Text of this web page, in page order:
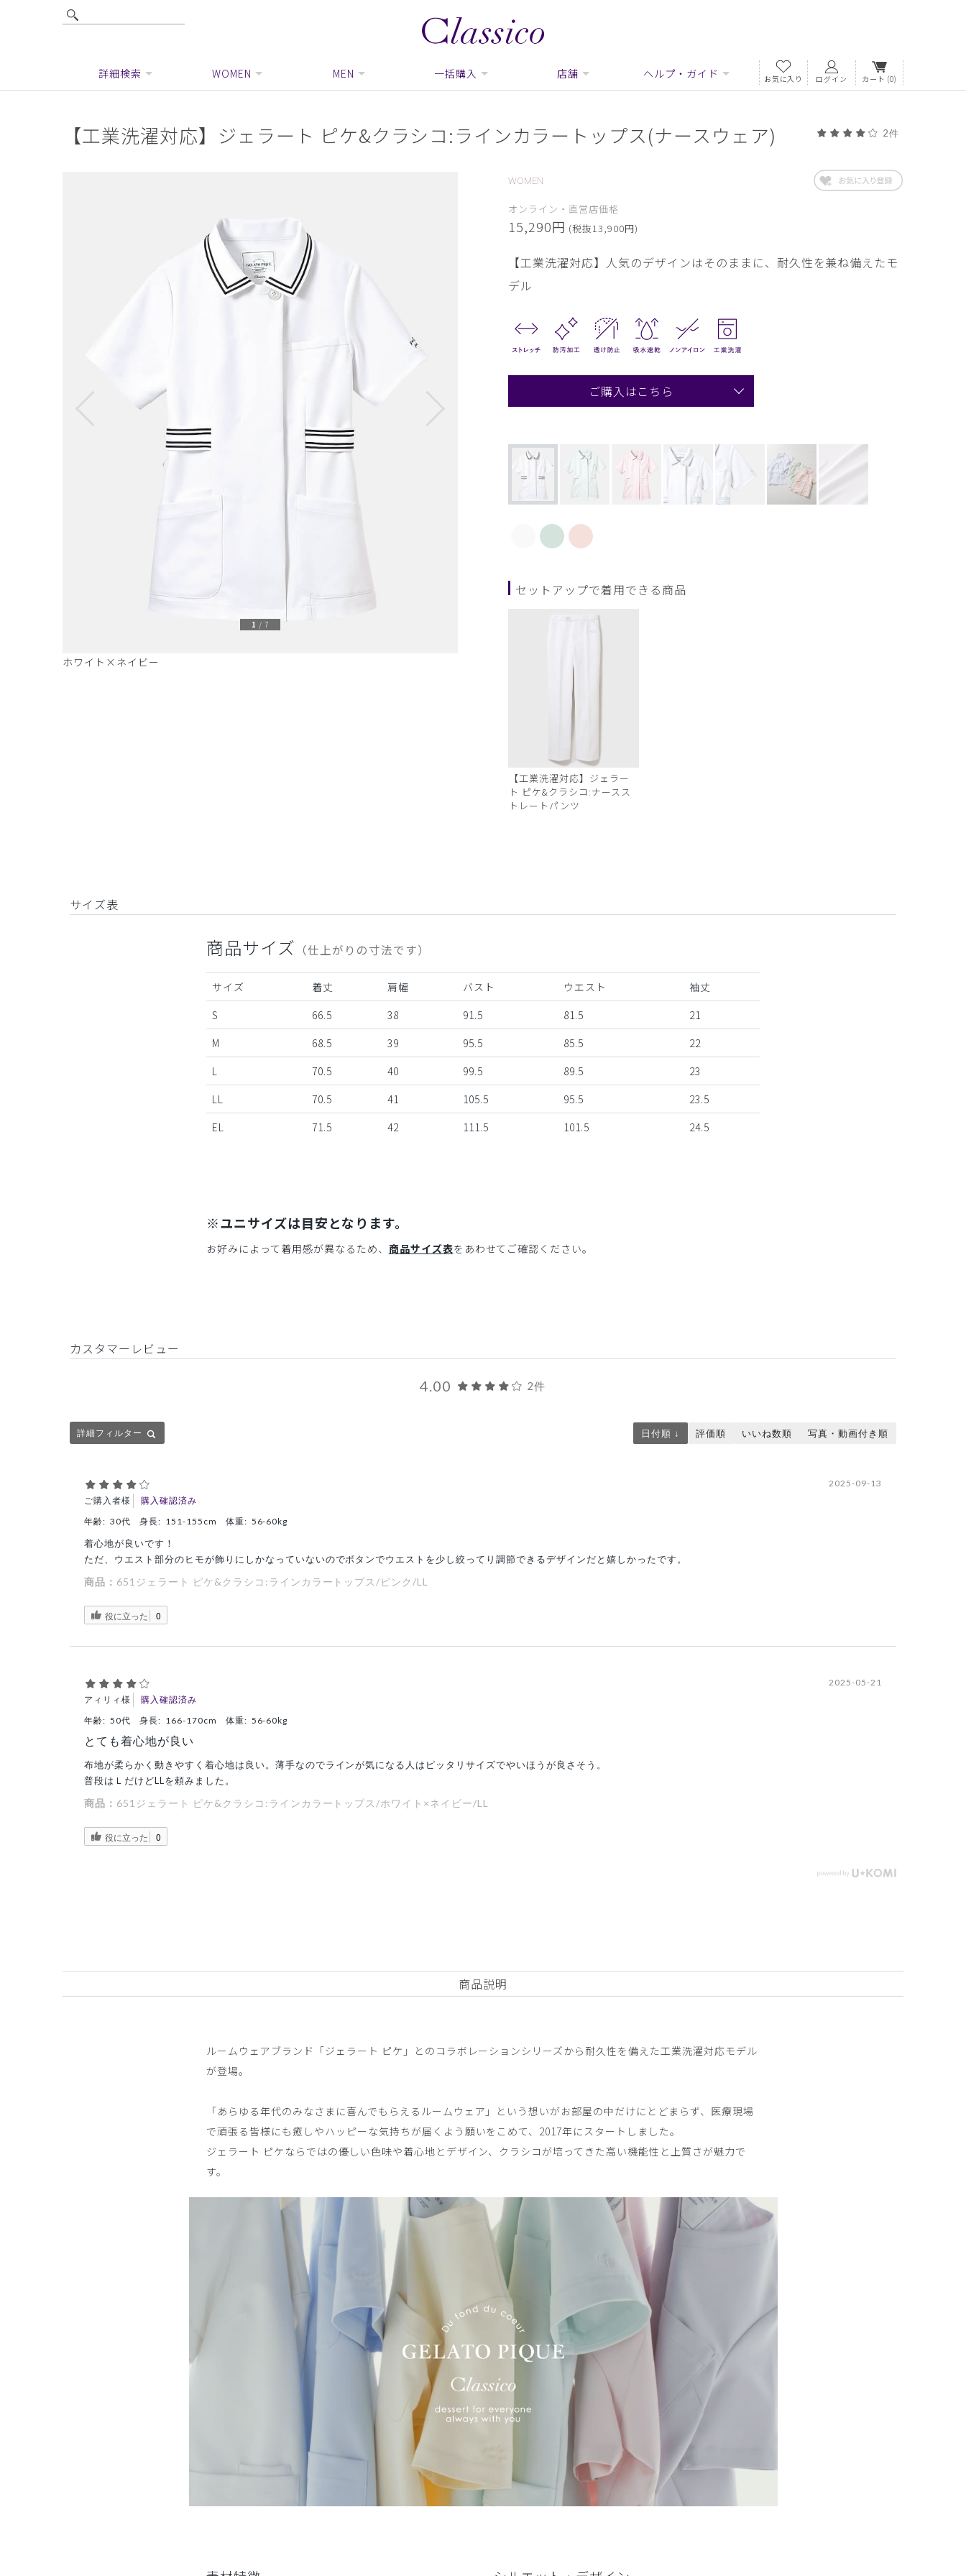
詳細検索 WOMEN MEN 一括購入 店舗 ヘルプ・ガイド お気に入り ログイン カート (0)
【工業洗濯対応】ジェラート ピケ&クラシコ:ラインカラートップス(ナースウェア) 2件
ホワイト×ネイビー
1 / 7
WOMEN
オンライン・直営店価格
15,290円 (税抜13,900円)
【工業洗濯対応】人気のデザインはそのままに、耐久性を兼ね備えたモ
デル
ご購入はこちら
セットアップで着用できる商品
【工業洗濯対応】ジェラー
ト ピケ&クラシコ:ナースス
トレートパンツ
サイズ表
商品サイズ （仕上がりの寸法です）
サイズ 着丈 肩幅 バスト ウエスト
袖丈
S
66.5 38 91.5 81.5
21
M
68.5 39 95.5 85.5
22
L
70.5 40 99.5 89.5
23
LL
70.5 41 105.5 95.5
23.5
EL
71.5 42 111.5 101.5 24.5
※ユニサイズは目安となります。
お好みによって着用感が異なるため、 商品サイズ表をあわせてご確認ください。
カスタマーレビュー
4.00 2件
詳細フィルター 日付順 ↓ 評価順 いいね数順 写真・動画付き順
ご購入者様 購入確認済み
2025-09-13
年齢: 30代 身長: 151-155cm 体重: 56-60kg
着心地が良いです！
ただ、ウエスト部分のヒモが飾りにしかなっていないのでボタンでウエストを少し絞ってり調節できるデザインだと嬉しかったです。
商品： 651ジェラート ピケ&クラシコ:ラインカラートップス/ピンク/LL
役に立った 0
アィリィ様 購入確認済み
2025-05-21
年齢: 50代 身長: 166-170cm 体重: 56-60kg
とても着心地が良い
布地が柔らかく動きやすく着心地は良い。薄手なのでラインが気になる人はピッタリサイズでやいほうが良さそう。
普段はＬだけどLLを頼みました。
商品： 651ジェラート ピケ&クラシコ:ラインカラートップス/ホワイト×ネイビー/LL
役に立った 0
商品説明
ルームウェアブランド「ジェラート ピケ」とのコラボレーションシリーズから耐久性を備えた工業洗濯対応モデル
が登場。
「あらゆる年代のみなさまに喜んでもらえるルームウェア」という想いがお部屋の中だけにとどまらず、医療現場
で頑張る皆様にも癒しやハッピーな気持ちが届くよう願いをこめて、2017年にスタートしました。
ジェラート ピケならではの優しい色味や着心地とデザイン、クラシコが培ってきた高い機能性と上質さが魅力で
す。